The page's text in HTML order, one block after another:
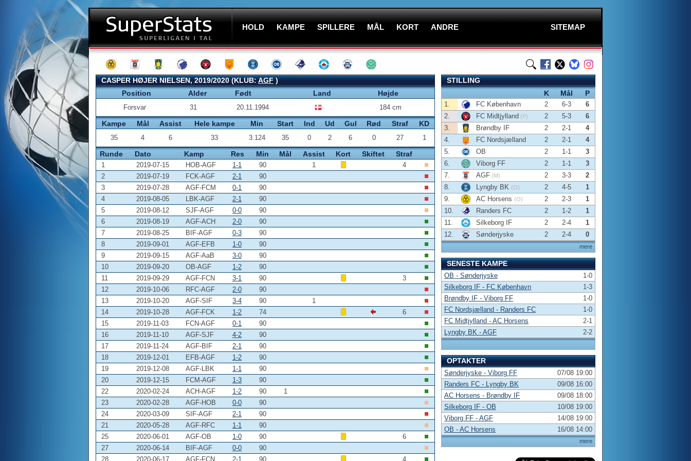
HOLD KAMPE SPILLERE MÅL KORT ANDRE SITEMAP
CASPER HØJER NIELSEN, 2019/2020 (KLUB:AGF)
Position
Alder Født Land Højde
Forsvar 31 20.11.1994 184 cm
Kampe Mål Assist Hele kampe Min Start Ind Ud Gul Rød Straf KD
35 4 6 33 3.124 35 0 2 6 0 27 1
Runde Dato Kamp Res Min Mål Assist Kort Skiftet Straf
1 2019-07-15 HOB-AGF 1-1 90 1
4
2
2019-07-19 FCK-AGF 2-1
90
3
2019-07-28 AGF-FCM 0-1
90
4
2019-08-05 LBK-AGF 2-1
90
5
2019-08-12 SJF-AGF 0-0
90
6
2019-08-19 AGF-ACH 2-0
90
7
2019-08-25 BIF-AGF 0-3
90
8
2019-09-01 AGF-EFB 1-0
90
9
2019-09-15 AGF-AaB 3-0
90
10
2019-09-20 OB-AGF 1-2
90
11
2019-09-29 AGF-FCN 3-1 90
3
12
2019-10-06 RFC-AGF 2-0
90
13
2019-10-20 AGF-SIF 3-4 90
1
14
2019-10-28 AGF-FCK 1-2 74
6
15
2019-11-03 FCN-AGF 0-1
90
16
2019-11-10 AGF-SJF 4-2
90
17
2019-11-24 AGF-BIF 2-1
90
18
2019-12-01 EFB-AGF 1-2
90
19
2019-12-08 AGF-LBK 1-1
90
20
2019-12-15 FCM-AGF 1-3
90
22
2020-02-24 ACH-AGF 1-2 90
1
23
2020-02-28 AGF-HOB 0-0
90
24
2020-03-09 SIF-AGF 2-1
90
21
2020-05-28 AGF-RFC 1-1
90
25
2020-06-01 AGF-OB 1-0 90
6
27
2020-06-14 BIF-AGF 0-0
90
28
2020-06-17 AGF-FCN 2-1 90 4
STILLING
K
Mål P
mere
1. FC København 2 6-3
6
2.
FC Midtjylland (P) 2 5-3
6
3.
Brøndby IF 2 2-1
4
4.
FC Nordsjælland 2 2-1
4
5.
OB 2 1-1
3
6.
Viborg FF 2 1-1
3
7.
AGF (M) 2 3-3
2
8.
Lyngby BK (O) 2 4-5
1
9.
AC Horsens (O) 2 2-3
1
10.
Randers FC 2 1-2
1
11.
Silkeborg IF 2 2-4
1
12.
Sønderjyske 2 2-4 0
SENESTE KAMPE
OB - Sønderjyske
1-0
Silkeborg IF - FC København
1-3
Brøndby IF - Viborg FF
1-0
FC Nordsjælland - Randers FC
1-0
FC Midtjylland - AC Horsens
2-1
Lyngby BK - AGF
2-2
OPTAKTER
mere
Sønderjyske - Viborg FF
07/08 19:00
Randers FC - Lyngby BK
09/08 16:00
AC Horsens - Brøndby IF
09/08 18:00
Silkeborg IF - OB
10/08 19:00
Viborg FF - AGF
14/08 19:00
OB - AC Horsens
16/08 14:00